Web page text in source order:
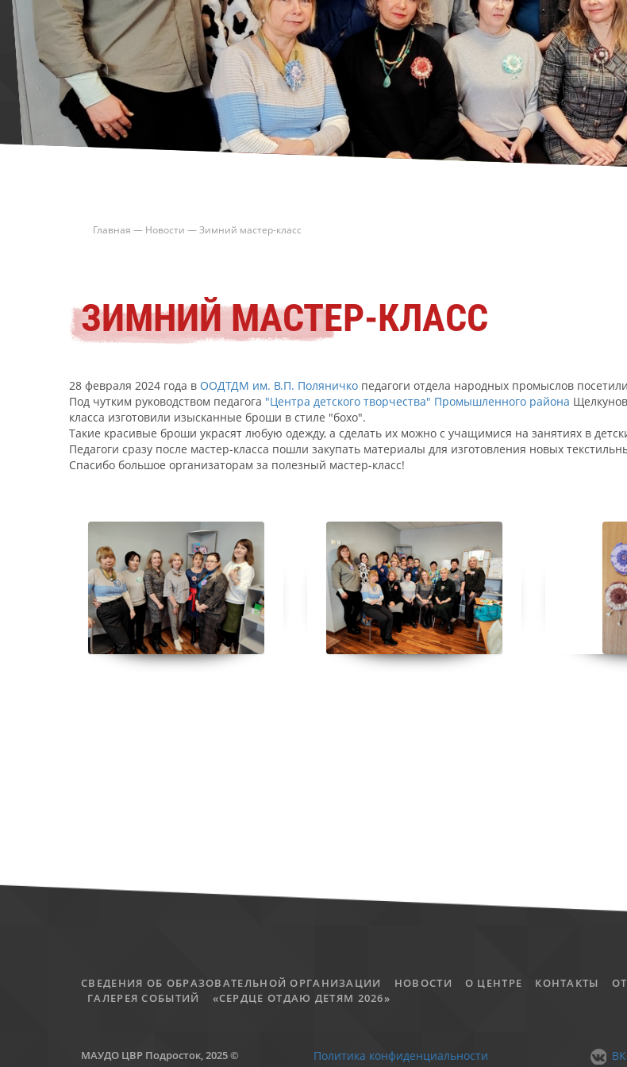
Главная — Новости —Зимний мастер-класс
ЗИМНИЙ МАСТЕР-КЛАСС
28 февраля 2024 года в ООДТДМ им. В.П. Поляничко педагоги отдела народных промыслов
Под чутким руководством педагога "Центра детского творчества" Промышленного района
класса изготовили изысканные броши в стиле "бохо".
Такие красивые броши украсят любую одежду, а сделать их можно с учащимися на занятиях в
Педагоги сразу после мастер-класса пошли закупать материалы для изготовления новых
Спасибо большое организаторам за полезный мастер-класс!
СВЕДЕНИЯ ОБ ОБРАЗОВАТЕЛЬНОЙ ОРГАНИЗАЦИИ НОВОСТИ О ЦЕНТРЕ КОНТАКТЫ
ГАЛЕРЕЯ СОБЫТИЙ
«СЕРДЦЕ ОТДАЮ ДЕТЯМ 2026»
МАУДО ЦВР Подросток, 2025 © Политика конфиденциальности